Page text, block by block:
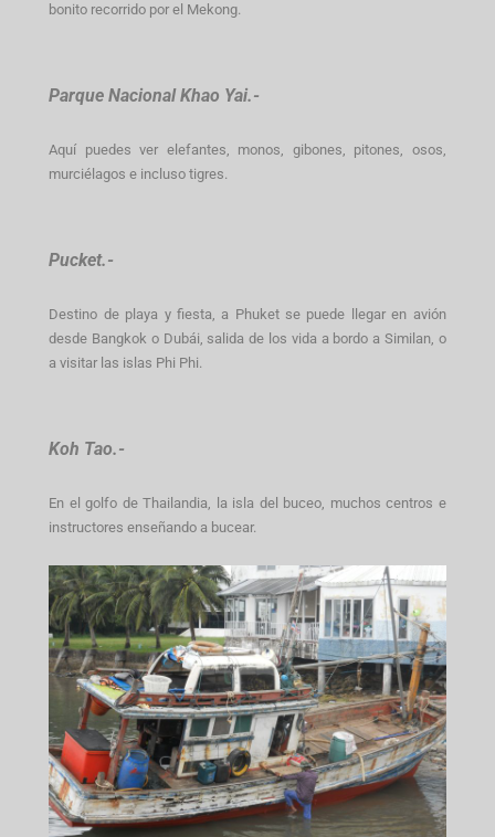
bonito recorrido por el Mekong.
Parque Nacional Khao Yai.-
Aquí puedes ver elefantes, monos, gibones, pitones, osos,
murciélagos e incluso tigres.
Pucket.-
Destino de playa y fiesta, a Phuket se puede llegar en avión
desde Bangkok o Dubái, salida de los vida a bordo a Similan, o
a visitar las islas Phi Phi.
Koh Tao.-
En el golfo de Thailandia, la isla del buceo, muchos centros e
instructores enseñando a bucear.